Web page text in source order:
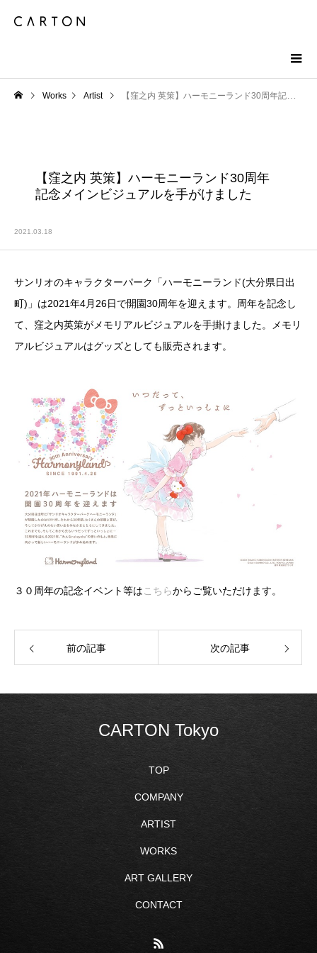
Works Artist 【窪之内 英策】ハーモニーランド30周年記念メインビジュアルを手がけました
【窪之内 英策】ハーモニーランド30周年
記念メインビジュアルを手がけました
2021.03.18
サンリオのキャラクターパーク「ハーモニーランド(大分県日出
町)」は2021年4月26日で開園30周年を迎えます。周年を記念し
て、窪之内英策がメモリアルビジュアルを手掛けました。メモリ
アルビジュアルはグッズとしても販売されます。
３０周年の記念イベント等は こちらからご覧いただけます。
前の記事 次の記事
CARTON Tokyo
TOP
COMPANY
ARTIST
WORKS
ART GALLERY
CONTACT